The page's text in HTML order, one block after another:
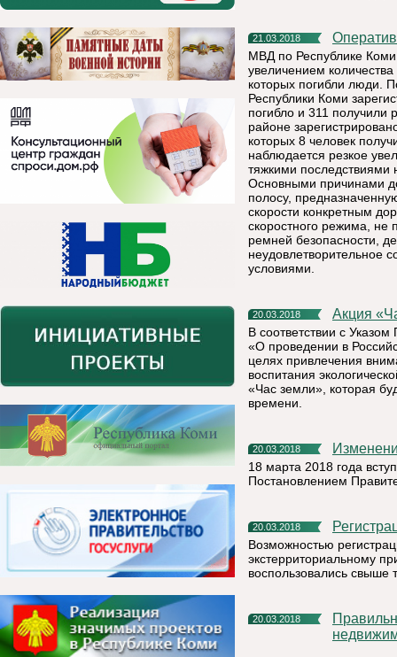
21.03.2018
МВД по Республике
увеличением
которых погибли люди.
Республики Коми
погибло и 311 получили
районе
которых 8 человек
наблюдается резкое
тяжкими последствиями
Основными причинами
полосу,
скорости конкретным
скоростного режима,
ремней безопасности,
неудовлетворительное
условиями.
20.03.2018 Акция
В соответствии с
«О проведении в
целях привлечения
воспитания
«Час земли», которая
времени.
20.03.2018
18 марта 2018 года
Постановлением
20.03.2018
Возможностью
экстерриториальному
воспользовались свыше
20.03.2018
Правильный выбор кадастрового инженера – и нет проблем с